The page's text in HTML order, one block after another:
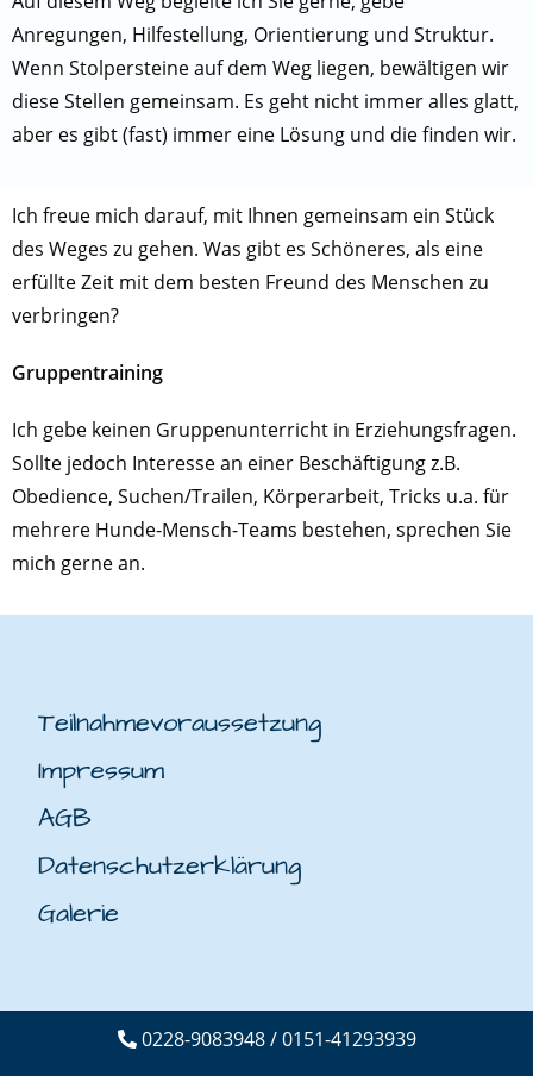
Anregungen, Hilfestellung, Orientierung und Struktur.
Wenn Stolpersteine auf dem Weg liegen, bewältigen wir
diese Stellen gemeinsam. Es geht nicht immer alles glatt,
aber es gibt (fast) immer eine Lösung und die finden wir.
Ich freue mich darauf, mit Ihnen gemeinsam ein Stück
des Weges zu gehen. Was gibt es Schöneres, als eine
erfüllte Zeit mit dem besten Freund des Menschen zu
verbringen?
Gruppentraining
Ich gebe keinen Gruppenunterricht in Erziehungsfragen.
Sollte jedoch Interesse an einer Beschäftigung z.B.
Obedience, Suchen/Trailen, Körperarbeit, Tricks u.a. für
mehrere Hunde-Mensch-Teams bestehen, sprechen Sie
mich gerne an.
Teilnahmevoraussetzung
Impressum
AGB
Datenschutzerklärung
Galerie
0228-9083948 / 0151-41293939